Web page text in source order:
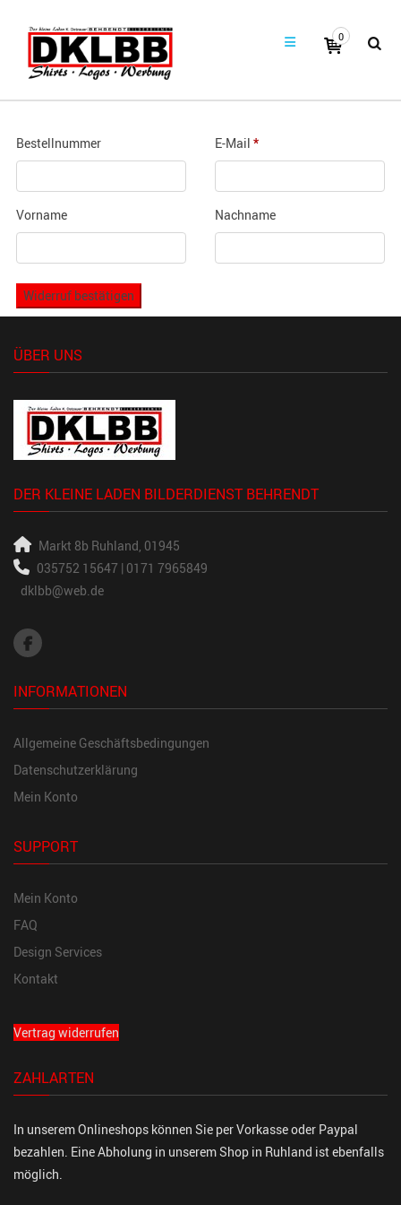
0
Bestellnummer E-Mail *
Vorname Nachname
Widerruf bestätigen
ÜBER UNS
DER KLEINE LADEN BILDERDIENST BEHRENDT
Markt 8b Ruhland, 01945
035752 15647 | 0171 7965849
dklbb@web.de
INFORMATIONEN
Allgemeine Geschäftsbedingungen
Datenschutzerklärung
Mein Konto
SUPPORT
Mein Konto
FAQ
Design Services
Kontakt
Vertrag widerrufen
ZAHLARTEN
In unserem Onlineshops können Sie per Vorkasse oder Paypal
bezahlen. Eine Abholung in unserem Shop in Ruhland ist ebenfalls
möglich.